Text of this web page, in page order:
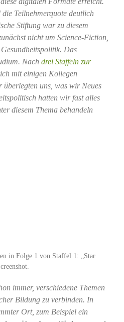
Teilnehmerquote deutlich
Stiftung war zu diesem
nicht um Science-Fiction,
Das
Nach drei Staffeln zur
mit einigen Kollegen
überlegten uns, was wir Neues
hatten wir fast alles
diesem Thema behandeln
in Folge 1 von Staffel 1: „Star
immer, verschiedene Themen
Bildung zu verbinden. In
Ort, zum Beispiel ein